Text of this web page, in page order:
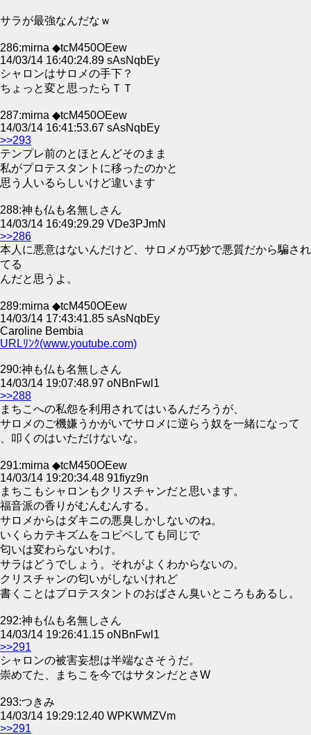
サラが最強なんだなｗ
286:mirna ◆tcM450OEew
14/03/14 16:40:24.89 sAsNqbEy
シャロンはサロメの手下？
ちょっと変と思ったらＴＴ
287:mirna ◆tcM450OEew
14/03/14 16:41:53.67 sAsNqbEy
>>293
テンプレ前のとほとんどそのまま
私がプロテスタントに移ったのかと
思う人いるらしいけど違います
288:神も仏も名無しさん
14/03/14 16:49:29.29 VDe3PJmN
>>286
本人に悪意はないんだけど、サロメが巧妙で悪質だから騙され
てる
んだと思うよ。
289:mirna ◆tcM450OEew
14/03/14 17:43:41.85 sAsNqbEy
Caroline Bembia
URLﾘﾝｸ(www.youtube.com)
290:神も仏も名無しさん
14/03/14 19:07:48.97 oNBnFwl1
>>288
まちこへの私怨を利用されてはいるんだろうが、
サロメのご機嫌うかがいでサロメに逆らう奴を一緒になって
、叩くのはいただけないな。
291:mirna ◆tcM450OEew
14/03/14 19:20:34.48 91fiyz9n
まちこもシャロンもクリスチャンだと思います。
福音派の香りがむんむんする。
サロメからはダキニの悪臭しかしないのね。
いくらカテキズムをコピペしても同じで
匂いは変わらないわけ。
サラはどうでしょう。それがよくわからないの。
クリスチャンの匂いがしないけれど
書くことはプロテスタントのおばさん臭いところもあるし。
292:神も仏も名無しさん
14/03/14 19:26:41.15 oNBnFwl1
>>291
シャロンの被害妄想は半端なさそうだ。
崇めてた、まちこを今ではサタンだとさW
293:つきみ
14/03/14 19:29:12.40 WPKWMZVm
>>291